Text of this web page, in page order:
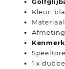
Kleur:
1 x